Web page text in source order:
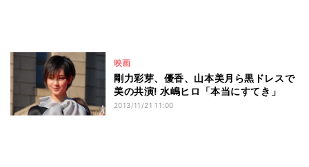
映画
剛力彩芽、優香、山本美月ら黒ドレスで
美の共演! 水嶋ヒロ「本当にすてき」
2013/11/21 11:00